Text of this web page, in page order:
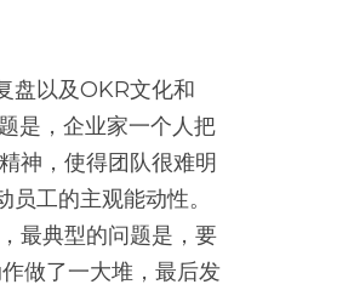
是，企业家一个人把
神，使得团队很难明
工的主观能动性。
最典型的问题是，要
做了一大堆，最后发